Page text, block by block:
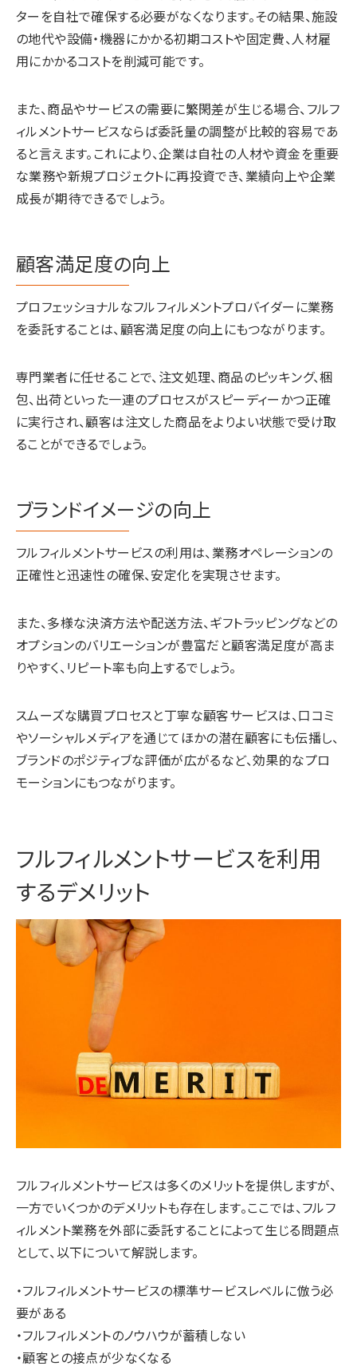
ターを自社で確保する必要がなくなります。その結果、施設
の地代や設備・機器にかかる初期コストや固定費、人材雇
用にかかるコストを削減可能です。
また、商品やサービスの需要に繁閑差が生じる場合、フルフ
ィルメントサービスならば委託量の調整が比較的容易であ
ると言えます。これにより、企業は自社の人材や資金を重要
な業務や新規プロジェクトに再投資でき、業績向上や企業
成長が期待できるでしょう。
顧客満足度の向上
プロフェッショナルなフルフィルメントプロバイダーに業務
を委託することは、顧客満足度の向上にもつながります。
専門業者に任せることで、注文処理、商品のピッキング、梱
包、出荷といった一連のプロセスがスピーディーかつ正確
に実行され、顧客は注文した商品をよりよい状態で受け取
ることができるでしょう。
ブランドイメージの向上
フルフィルメントサービスの利用は、業務オペレーションの
正確性と迅速性の確保、安定化を実現させます。
また、多様な決済方法や配送方法、ギフトラッピングなどの
オプションのバリエーションが豊富だと顧客満足度が高ま
りやすく、リピート率も向上するでしょう。
スムーズな購買プロセスと丁寧な顧客サービスは、口コミ
やソーシャルメディアを通じてほかの潜在顧客にも伝播し、
ブランドのポジティブな評価が広がるなど、効果的なプロ
モーションにもつながります。
フルフィルメントサービスを利用
するデメリット
フルフィルメントサービスは多くのメリットを提供しますが、
一方でいくつかのデメリットも存在します。ここでは、フルフ
ィルメント業務を外部に委託することによって生じる問題点
として、以下について解説します。
・フルフィルメントサービスの標準サービスレベルに倣う必
要がある
・フルフィルメントのノウハウが蓄積しない
・顧客との接点が少なくなる